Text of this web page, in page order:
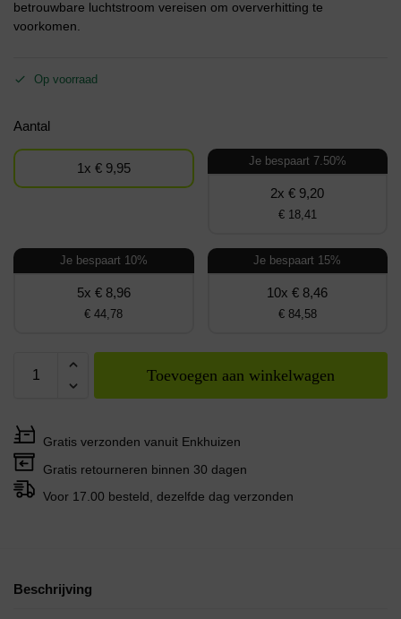
betrouwbare luchtstroom vereisen om oververhitting te
voorkomen.
Op voorraad
Aantal
1x € 9,95 Je bespaart 7.50%
2x € 9,20
€ 18,41
Je bespaart 10%
5x € 8,96
€ 44,78
Je bespaart 15%
10x € 8,46
€ 84,58
Toevoegen aan winkelwagen
Gratis verzonden vanuit Enkhuizen
Gratis retourneren binnen 30 dagen
Voor 17.00 besteld, dezelfde dag verzonden
Beschrijving